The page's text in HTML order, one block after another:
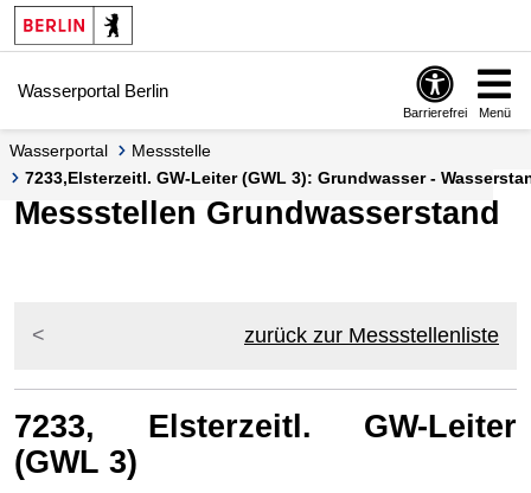
Springe zur Navigation
Springe zum Inhalt
Wasserportal Berlin
Barrierefrei Menü
Wasserportal
Messstelle
7233,Elsterzeitl. GW-Leiter (GWL 3): Grundwasser -
Messstellen Grundwasserstand
zurück zur Messstellenliste
7233, Elsterzeitl. GW-Leiter
(GWL 3)